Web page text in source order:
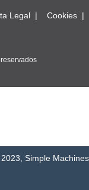
Legal Cookies
Simple Machines